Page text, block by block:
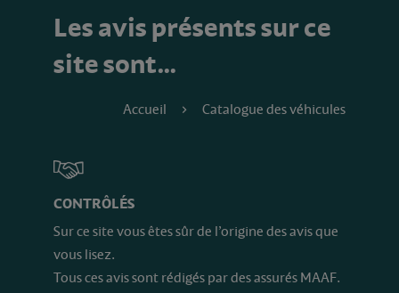
Les avis présents sur ce
site sont…
Accueil Catalogue des véhicules
CONTRÔLÉS
Sur ce site vous êtes sûr de l’origine des avis que
vous lisez.
Tous ces avis sont rédigés par des assurés MAAF.